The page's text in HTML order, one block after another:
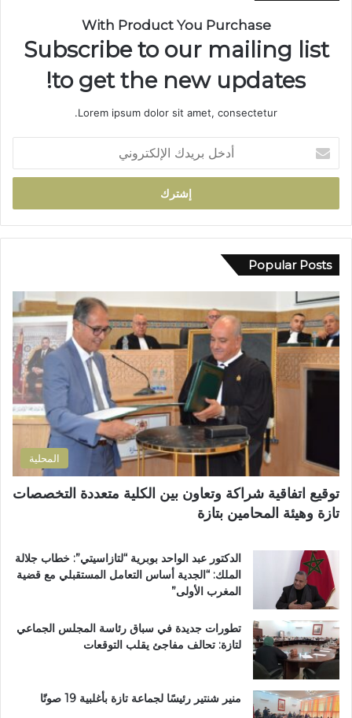
س
ي
ة
ص
ر
م
ل
إ
ا
ر
ة
ا
ل
ت
ر
ا
ب
ي
ب
و
س
م
ا
ل
With Product You Purchase
Subscribe to our mailing list
to get the new updates!
Lorem ipsum dolor sit amet, consectetur.
خ
ب
ر
ك
ا
ل
إ
ل
ك
Popular Posts
المحلية
توقيع اتفاقية شراكة وتعاون بين الكلية متعددة التخصصات
تازة وهيئة المحامين بتازة
الدكتور عبد الواحد بوبرية “لتازاسيتي”: خطاب جلالة
الملك: “الجدية أساس التعامل المستقبلي مع قضية
المغرب الأولى”
تطورات جديدة في سباق رئاسة المجلس الجماعي
لتازة: تحالف مفاجئ يقلب التوقعات
منير شنتير رئيسًا لجماعة تازة بأغلبية 19 صوتًا